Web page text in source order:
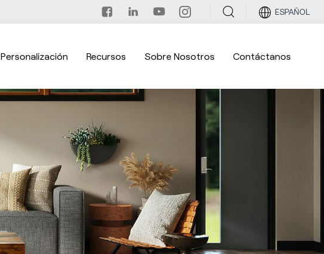
ESPAÑOL
Personalización Recursos Sobre Nosotros Contáctanos